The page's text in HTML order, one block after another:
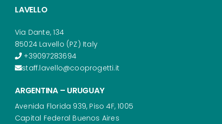
LAVELLO
Via Dante, 134
85024 Lavello (PZ) Italy
+39097283694
staff.lavello@cooprogetti.it
ARGENTINA – URUGUAY
Avenida Florida 939, Piso 4F, 1005
Capital Federal Buenos Aires